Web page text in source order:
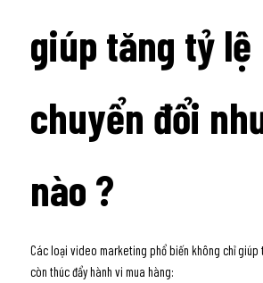
giúp tăng tỷ lệ
chuyển đổi
nào ?
Các loại video marketing phổ biến không chỉ giúp
còn thúc đẩy hành vi mua hàng: